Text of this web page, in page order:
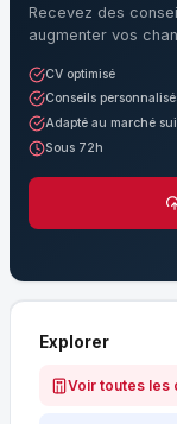
Recevez des
augmenter vos
CV optimisé
Conseils
Adapté au marché
Sous 72h
Explorer
Voir toutes les